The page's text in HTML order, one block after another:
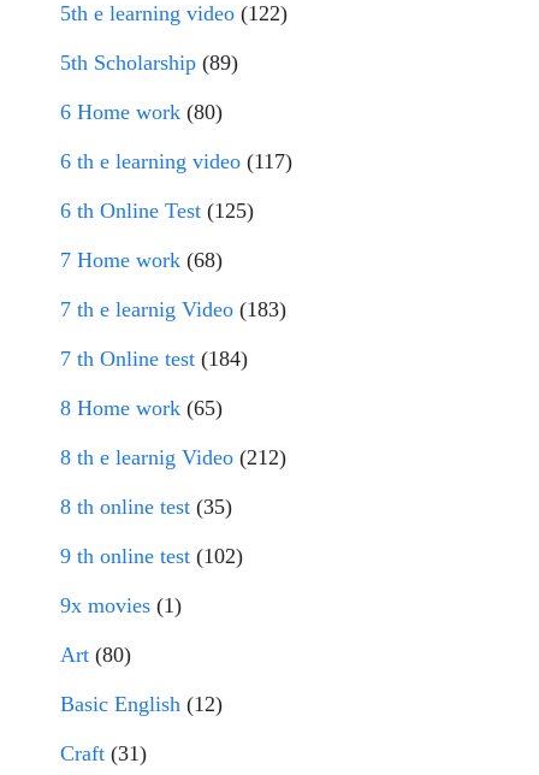
5th e learning video (122)
5th Scholarship (89)
6 Home work (80)
6 th e learning video (117)
6 th Online Test (125)
7 Home work (68)
7 th e learnig Video (183)
7 th Online test (184)
8 Home work (65)
8 th e learnig Video (212)
8 th online test (35)
9 th online test (102)
9x movies (1)
Art (80)
Basic English (12)
Craft (31)